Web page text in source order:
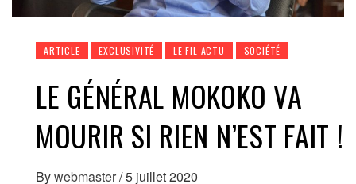
ARTICLE EXCLUSIVITÉ LE FIL ACTU SOCIÉTÉ
LE GÉNÉRAL MOKOKO VA
MOURIR SI RIEN N’EST FAIT !
Bywebmaster/5 juillet 2020